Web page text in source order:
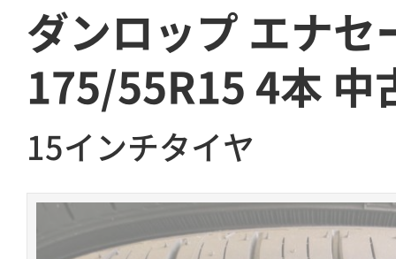
ダンロップ エナセ
175/55R15 4本 中
15インチタイヤ